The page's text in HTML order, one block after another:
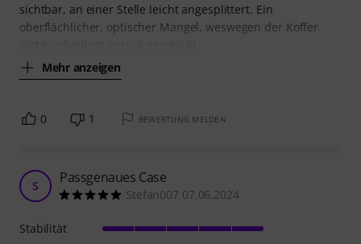
sichtbar, an einer Stelle leicht angesplittert. Ein
oberflächlicher, optischer Mangel, weswegen der Koffer
Mehr anzeigen
0 1 BEWERTUNG MELDEN
S Passgenaues Case
Stefan007 07.06.2024
Stabilität